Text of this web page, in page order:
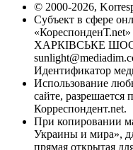
© 2000-2026,
Субъект в сфере
ХАРКІВСЬКЕ ШОСЕ,
Идентификатор
Использование
сайте, разрешается
Корреспондент.net.
При копировании
Украины и мира»,
прямая открытая